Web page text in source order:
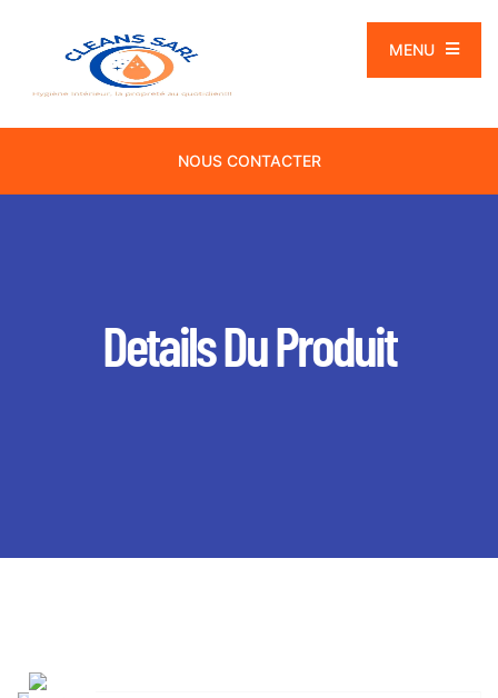
MENU
NOUS CONTACTER
Details Du Produit